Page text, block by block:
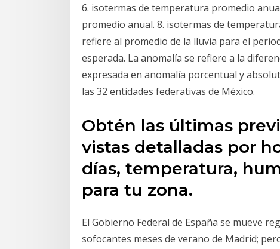
6. isotermas de temperatura promedio
promedio anual. 8. isotermas de
refiere al promedio de la lluvia para el
esperada. La anomalía se refiere a la
expresada en anomalía porcentual y
las 32 entidades federativas de México.
Obtén las últimas
vistas detalladas por
días, temperatura,
para tu zona.
El Gobierno Federal de España se mueve
sofocantes meses de verano de Madrid;